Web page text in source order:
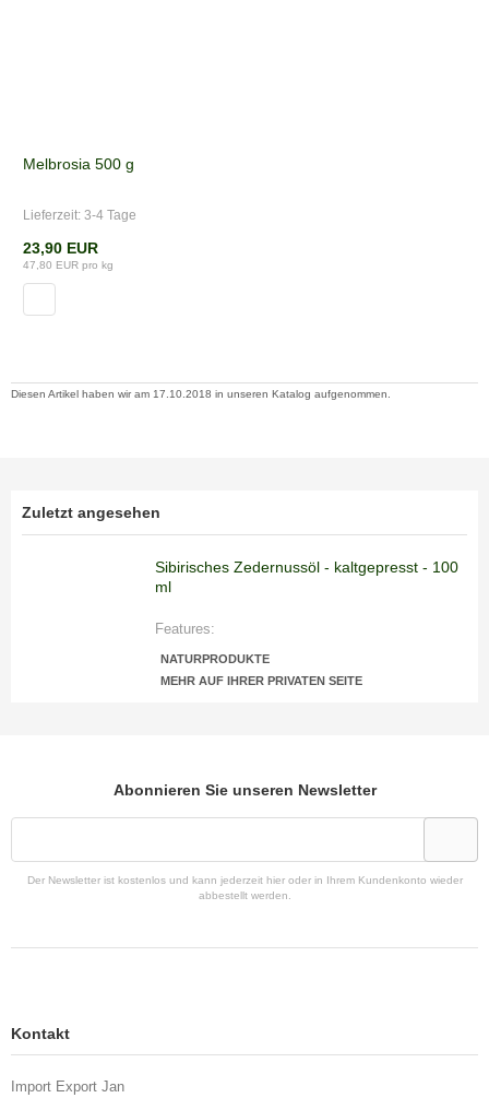
Melbrosia 500 g
Lieferzeit: 3-4 Tage
23,90 EUR
47,80 EUR pro kg
Diesen Artikel haben wir am 17.10.2018 in unseren Katalog aufgenommen.
Zuletzt angesehen
Sibirisches Zedernussöl - kaltgepresst - 100
ml
Features:
NATURPRODUKTE
MEHR AUF IHRER PRIVATEN SEITE
Abonnieren Sie unseren Newsletter
Der Newsletter ist kostenlos und kann jederzeit hier oder in Ihrem Kundenkonto wieder
abbestellt werden.
Kontakt
Import Export Jan